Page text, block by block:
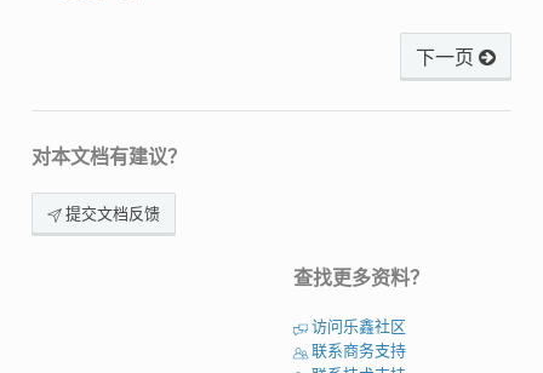
下一页
对本文档有建议？
提交文档反馈
查找更多资料？
访问乐鑫社区
联系商务支持